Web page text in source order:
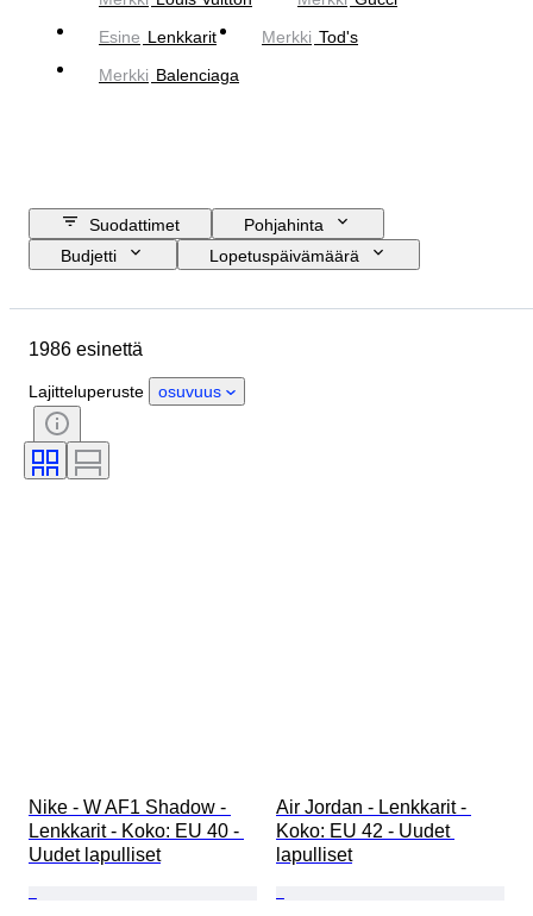
Esine Lenkkarit Merkki Tod's
Merkki Balenciaga
Suodattimet
Pohjahinta
Budjetti
Lopetuspäivämäärä
Materiaali
Väri
Mukana asusteet
Malli
1986 esinettä
Lajitteluperuste osuvuus
Nike - W AF1 Shadow -
Lenkkarit - Koko: EU 40 -
Uudet lapulliset
Air Jordan - Lenkkarit -
Koko: EU 42 - Uudet
lapulliset